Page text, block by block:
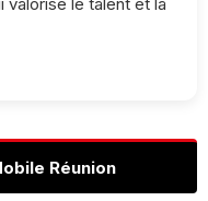
Réunion